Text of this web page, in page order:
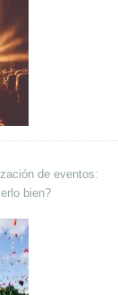
de eventos:
bien?